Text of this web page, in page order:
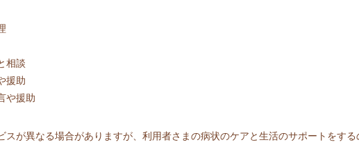
相談
援助
や援助
スが異なる場合がありますが、利用者さまの病状のケアと生活のサポートをする